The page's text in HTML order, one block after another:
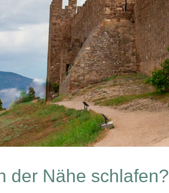
der Nähe schlafen?